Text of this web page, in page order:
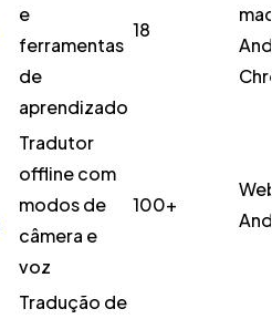
e
ferramentas
de
aprendizado
18
Tradutor
offline com
modos de
câmera e
voz
100+
Tradução de